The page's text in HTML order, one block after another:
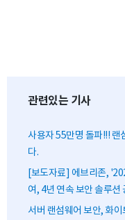
관련있는 기사
사용자 55만명 돌파!!! 랜
다.
[보도자료] 에브리존,
여, 4년 연속 보안 솔루션
서버 랜섬웨어 보안, 화